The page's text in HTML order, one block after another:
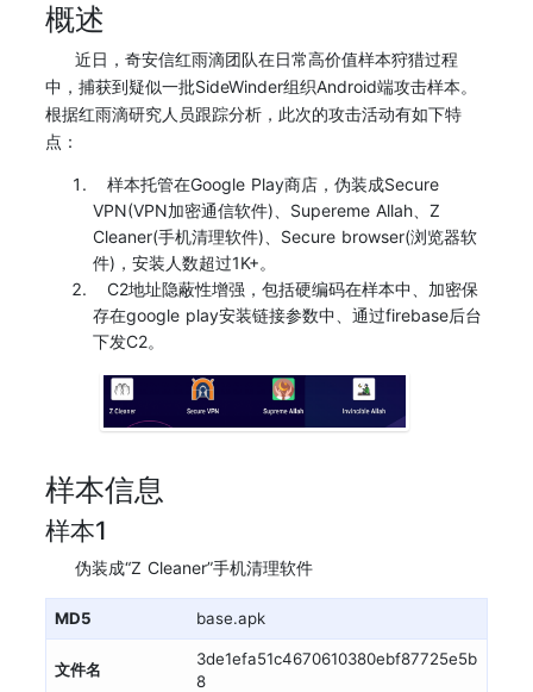
概述
近日，奇安信红雨滴团队在日常高价值样本狩猎过程
中，捕获到疑似一批SideWinder组织Android端攻击样本。
根据红雨滴研究人员跟踪分析，此次的攻击活动有如下特
点：
样本托管在Google Play商店，伪装成Secure
VPN(VPN加密通信软件)、Supereme Allah、Z
Cleaner(手机清理软件)、Secure browser(浏览器软
件)，安装人数超过1K+。
C2地址隐蔽性增强，包括硬编码在样本中、加密保
存在google play安装链接参数中、通过firebase后台
下发C2。
样本信息
样本1
伪装成“Z Cleaner”手机清理软件
MD5 base.apk
文件名
3de1efa51c4670610380ebf87725e5b
8